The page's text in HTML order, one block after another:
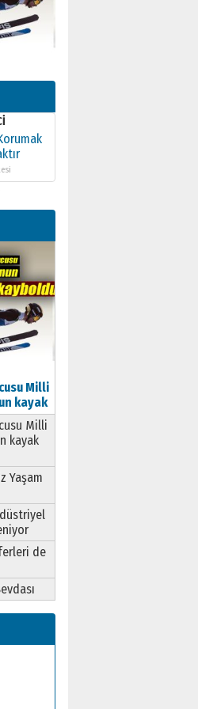
Milli
kayak
Milli
kayak
Yaşam
de